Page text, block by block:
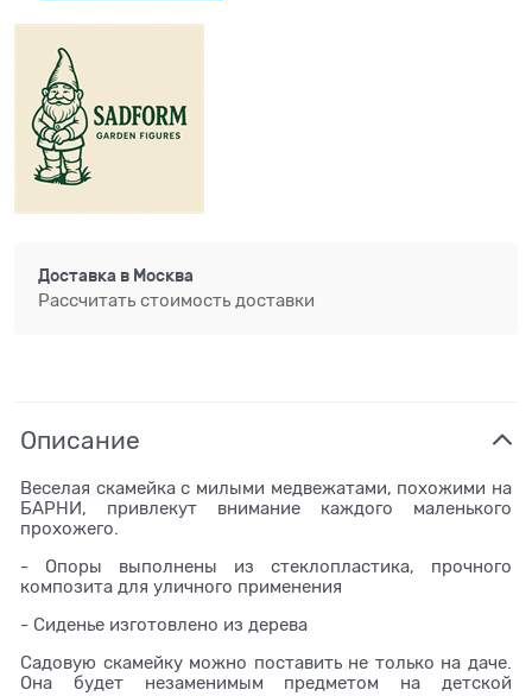
Доставка в Москва
Рассчитать стоимость доставки
Описание
Веселая скамейка с милыми медвежатами, похожими на
БАРНИ, привлекут внимание каждого маленького
прохожего.
- Опоры выполнены из стеклопластика, прочного
композита для уличного применения
- Сиденье изготовлено из дерева
Садовую скамейку можно поставить не только на даче.
Она будет незаменимым предметом на детской